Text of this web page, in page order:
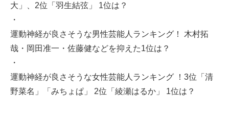
大」、2位「羽生結弦」 1位は？
・
運動神経が良さそうな男性芸能人ランキング！ 木村拓
哉・岡田准一・佐藤健などを抑えた1位は？
・
運動神経が良さそうな女性芸能人ランキング ！3位「清
野菜名」「みちょぱ」 2位「綾瀬はるか」 1位は？